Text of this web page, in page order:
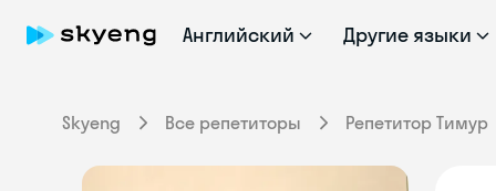
Английский Другие языки
Skyeng Все репетиторы Репетитор Тимур